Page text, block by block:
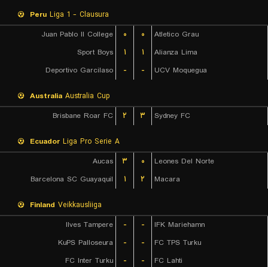
Peru Liga 1 - Clausura
Juan Pablo II College
۰ ۰
Atletico Grau
Sport Boys
۱ ۱
Alianza Lima
Deportivo Garcilaso
- - UCV Moquegua
Australia Australia Cup
Brisbane Roar FC
۲ ۳ Sydney FC
Ecuador Liga Pro Serie A
Aucas
۳ ۰
Leones Del Norte
Barcelona SC Guayaquil
۱ ۲ Macara
Finland Veikkausliiga
Ilves Tampere
- -
IFK Mariehamn
KuPS Palloseura
- -
FC TPS Turku
FC Inter Turku
- -
FC Lahti